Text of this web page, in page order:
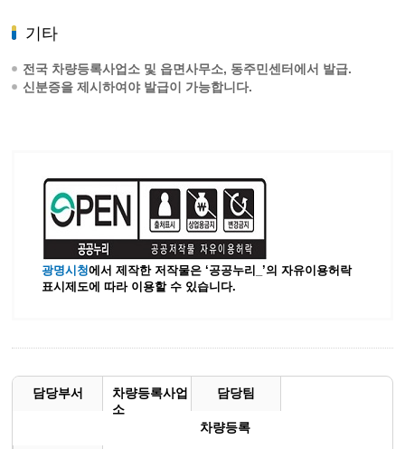
기타
전국 차량등록사업소 및 읍면사무소, 동주민센터에서 발급.
신분증을 제시하여야 발급이 가능합니다.
광명시청에서 제작한 저작물은 ‘공공누리_’의 자유이용허락
표시제도에 따라 이용할 수 있습니다.
담당부서
차량등록사업
소
담당팀
차량등록